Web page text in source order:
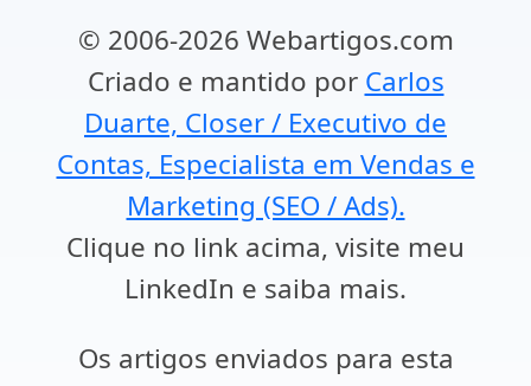
© 2006-2026 Webartigos.com
Criado e mantido por Carlos
Duarte, Closer / Executivo de
Contas, Especialista em Vendas e
Marketing (SEO / Ads).
Clique no link acima, visite meu
LinkedIn e saiba mais.
Os artigos enviados para esta